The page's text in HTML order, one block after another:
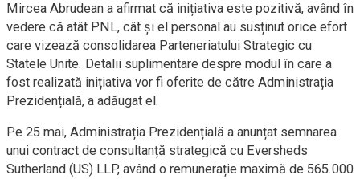
Mircea Abrudean a afirmat că inițiativa este pozitivă, având în
vedere că atât PNL, cât și el personal au susținut orice efort
care vizează consolidarea Parteneriatului Strategic cu
Statele Unite. Detalii suplimentare despre modul în care a
fost realizată inițiativa vor fi oferite de către Administrația
Prezidențială, a adăugat el.
Pe 25 mai, Administrația Prezidențială a anunțat semnarea
unui contract de consultanță strategică cu Eversheds
Sutherland (US) LLP, având o remunerație maximă de 565.000